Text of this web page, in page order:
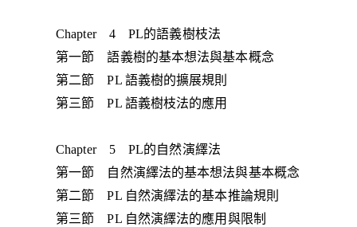
Chapter 4 PL的語義樹枝法
第一節 語義樹的基本想法與基本概念
第二節 PL 語義樹的擴展規則
第三節 PL 語義樹枝法的應用
Chapter 5 PL的自然演繹法
第一節 自然演繹法的基本想法與基本概念
第二節 PL 自然演繹法的基本推論規則
第三節 PL 自然演繹法的應用與限制